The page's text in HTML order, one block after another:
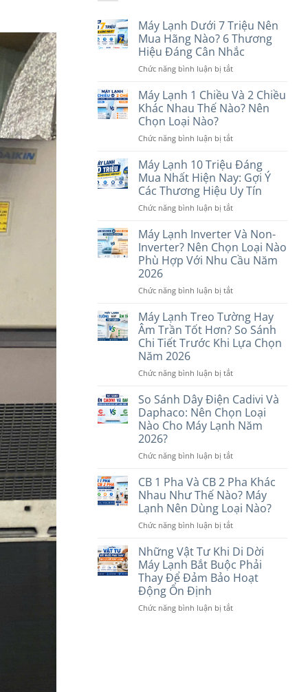
Máy Lạnh Dưới 7 Triệu Nên
Mua Hãng Nào? 6 Thương
Hiệu Đáng Cân Nhắc
Chức năng bình luận bị tắtở
Lạnh
Dưới
7
Nên
Hãng
Nào?
6
Thương
Hiệu
Cân
Nhắc
Máy Lạnh 1 Chiều Và 2 Chiều
Khác Nhau Thế Nào? Nên
Chọn Loại Nào?
Chức năng bình luận bị tắtở
Lạnh
Chiều
Và
2
Khác
Nhau
Thế
Nào?
Chọn
Nào?
Máy Lạnh 10 Triệu Đáng
Mua Nhất Hiện Nay: Gợi Ý
Các Thương Hiệu Uy Tín
Chức năng bình luận bị tắtở
Lạnh
Triệu
Đáng
Nhất
Nay:
Gợi
Ý
Các
Hiệu
Tín
Máy Lạnh Inverter Và Non-
Inverter? Nên Chọn Loại Nào
Phù Hợp Với Nhu Cầu Năm
2026
Chức năng bình luận bị tắtở
Lạnh
Inverter
Và
Non-
Nên
Loại
Nào
Phù
Hợp
Nhu
Năm
2026
Máy Lạnh Treo Tường Hay
Âm Trần Tốt Hơn? So Sánh
Chi Tiết Trước Khi Lựa Chọn
Năm 2026
Chức năng bình luận bị tắtở
Lạnh
Treo
Tường
Hay
Trần
Hơn?
So
Sánh
Chi
Tiết
Khi
Lựa
Chọn
Năm
So Sánh Dây Điện Cadivi Và
Daphaco: Nên Chọn Loại
Nào Cho Máy Lạnh Năm
2026?
Chức năng bình luận bị tắtở
Sánh
Dây
Điện
Cadivi
Và
Nên
Chọn
Loại
Nào
Máy
CB 1 Pha Và CB 2 Pha Khác
Nhau Như Thế Nào? Máy
Lạnh Nên Dùng Loại Nào?
Chức năng bình luận bị tắtở
1
Pha
Và
CB
Pha
Những Vật Tư Khi Di Dời
Máy Lạnh Bắt Buộc Phải
Thay Để Đảm Bảo Hoạt
Động Ổn Định
Chức năng bình luận bị tắtở